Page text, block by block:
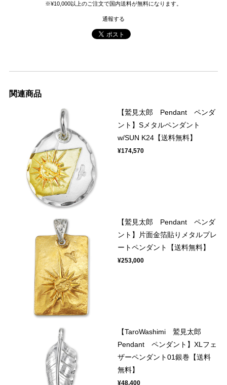
※¥10,000以上のご注文で国内送料が無料になります。
通報する
関連商品
【鷲見太郎 Pendant ペンダ
ント】Sメタルペンダント
w/SUN K24【送料無料】
¥174,570
【鷲見太郎 Pendant ペンダ
ント】片面金箔貼りメタルプレ
ートペンダント【送料無料】
¥253,000
【TaroWashimi 鷲見太郎
Pendant ペンダント】XLフェ
ザーペンダント01銀巻【送料
無料】
¥48,400